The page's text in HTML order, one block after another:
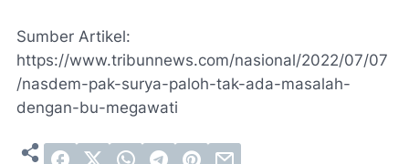
Sumber Artikel:
https://www.tribunnews.com/nasional/2022/07/07
/nasdem-pak-surya-paloh-tak-ada-masalah-
dengan-bu-megawati